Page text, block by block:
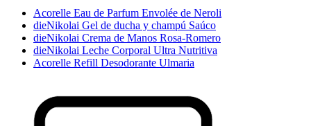
Acorelle Eau de Parfum Envolée de Neroli
dieNikolai Gel de ducha y champú Saúco
dieNikolai Crema de Manos Rosa-Romero
dieNikolai Leche Corporal Ultra Nutritiva
Acorelle Refill Desodorante Ulmaria